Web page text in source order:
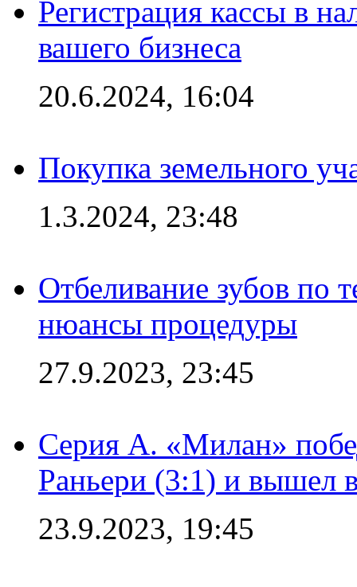
Регистрация кассы в
вашего бизнеса
20.6.2024, 16:04
Покупка земельного
1.3.2024, 23:48
Отбеливание зубов по
нюансы процедуры
27.9.2023, 23:45
Серия А. «Милан»
Раньери (3:1) и вышел
23.9.2023, 19:45